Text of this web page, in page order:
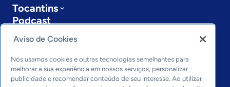
Tocantins
Podcast
Sobre a ASN
Últimas notícias
Entre em contato
Editorias
Aviso de Cookies
Nós usamos cookies e outras tecnologias semelhantes para
melhorar a sua experiência em nossos serviços, personalizar
publicidade e recomendar conteúdo de seu interesse. Ao utilizar